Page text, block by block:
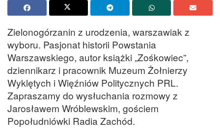
Zielonogórzanin z urodzenia, warszawiak z
wyboru. Pasjonat historii Powstania
Warszawskiego, autor książki „Zośkowiec”,
dziennikarz i pracownik Muzeum Żołnierzy
Wyklętych i Więźniów Politycznych PRL.
Zapraszamy do wysłuchania rozmowy z
Jarosławem Wróblewskim, gościem
Popołudniówki Radia Zachód.